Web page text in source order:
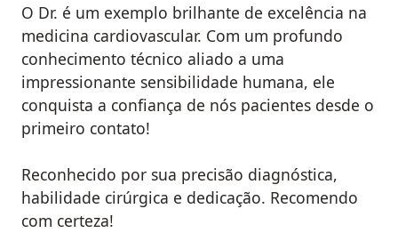
O Dr. é um exemplo brilhante de excelência na
medicina cardiovascular. Com um profundo
conhecimento técnico aliado a uma
impressionante sensibilidade humana, ele
conquista a confiança de nós pacientes desde o
primeiro contato!
Reconhecido por sua precisão diagnóstica,
habilidade cirúrgica e dedicação. Recomendo
com certeza!